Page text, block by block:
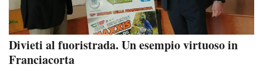
Divieti al fuoristrada. Un esempio virtuoso in
Franciacorta